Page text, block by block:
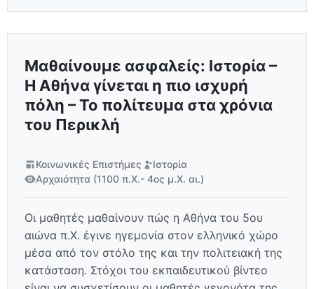
Μαθαίνουμε ασφαλείς: Ιστορία –
Η Αθήνα γίνεται η πιο ισχυρή
πόλη – Το πολίτευμα στα χρόνια
του Περικλή
Κοινωνικές Επιστήμες
Ιστορία
Αρχαιότητα (1100 π.Χ.- 4ος μ.Χ. αι.)
Οι μαθητές μαθαίνουν πώς η Αθήνα του 5ου
αιώνα π.Χ. έγινε ηγεμονία στον ελληνικό χώρο
μέσα από τον στόλο της και την πολιτειακή της
κατάσταση. Στόχοι του εκπαιδευτικού βίντεο